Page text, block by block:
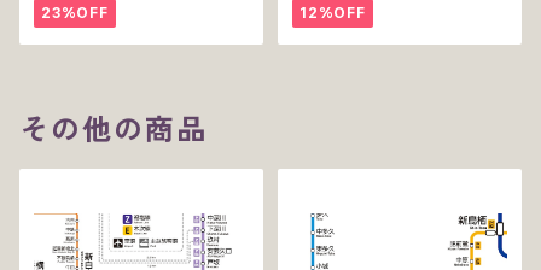
23%OFF 12%OFF
その他の商品